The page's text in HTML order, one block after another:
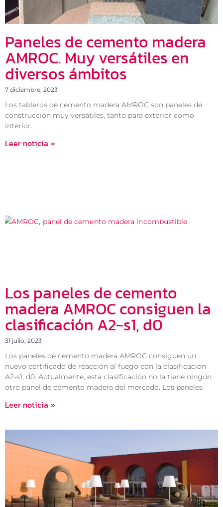
Paneles de cemento madera
AMROC. Muy versátiles en
diversos ámbitos
7 diciembre, 2023
Los tableros de cemento madera AMROC son paneles de
construcción muy versátiles, tanto para exterior como
interior.
Leer noticia »
Los paneles de cemento
madera AMROC consiguen la
clasificación A2-s1, d0
31 julio, 2023
Los paneles de cemento madera AMROC consiguen un
nuevo certificado de reacción al fuego con la clasificación
A2-s1, d0. Actualmente, esta clasificación no la tiene ningún
otro panel de cemento madera del mercado. Los paneles
Leer noticia »